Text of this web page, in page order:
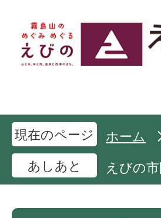
現在のページ ホーム
あしあと
えびの